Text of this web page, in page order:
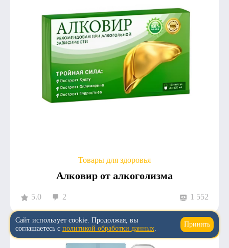
Товары для здоровья
Алковир от алкоголизма
5.0 2 1 552
↑
Сайт использует cookie. Продолжая, вы
соглашаетесь с политикой обработки данных.
Принять